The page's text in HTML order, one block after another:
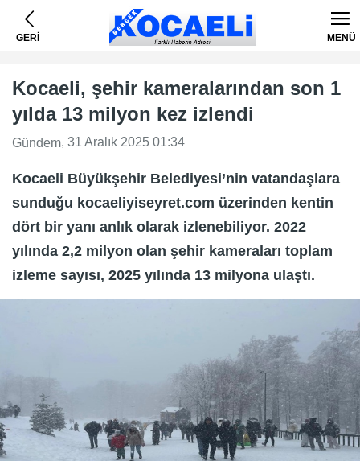
GERİ MENÜ
Kocaeli, şehir kameralarından son 1
yılda 13 milyon kez izlendi
Gündem, 31 Aralık 2025 01:34
Kocaeli Büyükşehir Belediyesi’nin vatandaşlara
sunduğu kocaeliyiseyret.com üzerinden kentin
dört bir yanı anlık olarak izlenebiliyor. 2022
yılında 2,2 milyon olan şehir kameraları toplam
izleme sayısı, 2025 yılında 13 milyona ulaştı.